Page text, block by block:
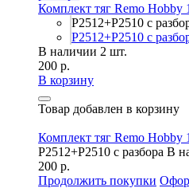
Комплект тяг Remo Hobby
P2512+P2510 с
P2512+P2510 с
В наличии 2 шт.
200 р.
В корзину
Товар добавлен в корзину
Комплект тяг Remo Hobby
P2512+P2510 с разбора В
200 р.
Продолжить покупки